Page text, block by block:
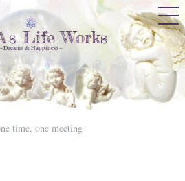
Life Works
~Dreams & Happiness~
time, one meeting